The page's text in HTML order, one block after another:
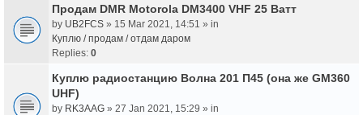
Продам DMR Motorola DM3400 VHF 25 Ватт
by UB2FCS » 15 Mar 2021, 14:51 » in
Куплю / продам / отдам даром
Replies: 0
Куплю радиостанцию Волна 201 П45 (она же GM360
UHF)
by RK3AAG » 27 Jan 2021, 15:29 » in